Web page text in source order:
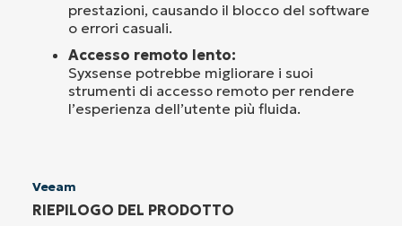
prestazioni, causando il blocco del software
o errori casuali.
Accesso remoto lento:
Syxsense potrebbe migliorare i suoi
strumenti di accesso remoto per rendere
l’esperienza dell’utente più fluida.
Veeam
RIEPILOGO DEL PRODOTTO